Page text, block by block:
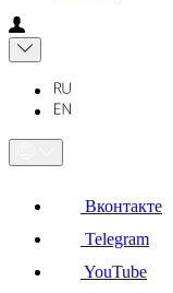
Вконтакте
Telegram
YouTube